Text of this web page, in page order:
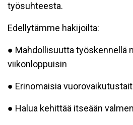
työsuhteesta.
Edellytämme hakijoilta:
● Mahdollisuutta työskennellä
viikonloppuisin
● Erinomaisia
● Halua kehittää itseään